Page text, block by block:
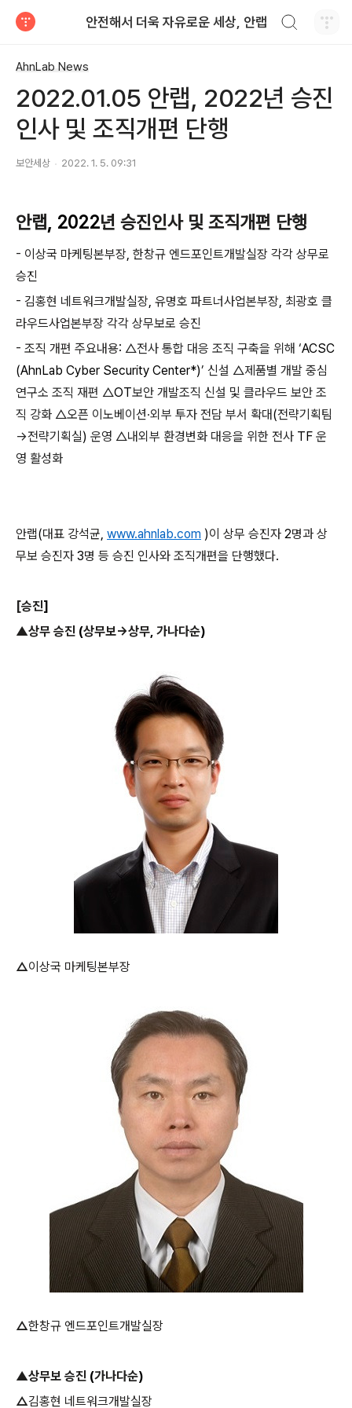
안전해서 더욱 자유로운 세상, 안랩
AhnLab News
2022.01.05 안랩, 2022년 승진
인사 및 조직개편 단행
보안세상 2022. 1. 5. 09:31
안랩, 2022년 승진인사 및 조직개편 단행
- 이상국 마케팅본부장, 한창규 엔드포인트개발실장 각각 상무로
승진
- 김홍현 네트워크개발실장, 유명호 파트너사업본부장, 최광호 클
라우드사업본부장 각각 상무보로 승진
- 조직 개편 주요내용: △전사 통합 대응 조직 구축을 위해 ‘ACSC
(AhnLab Cyber Security Center*)’ 신설 △제품별 개발 중심
연구소 조직 재편 △OT보안 개발조직 신설 및 클라우드 보안 조
직 강화 △오픈 이노베이션·외부 투자 전담 부서 확대(전략기획팀
→전략기획실) 운영 △내외부 환경변화 대응을 위한 전사 TF 운
영 활성화
안랩(대표 강석균, www.ahnlab.com )이 상무 승진자 2명과 상
무보 승진자 3명 등 승진 인사와 조직개편을 단행했다.
[승진]
▲상무 승진 (상무보→상무, 가나다순)
△이상국 마케팅본부장
△한창규 엔드포인트개발실장
▲상무보 승진 (가나다순)
△김홍현 네트워크개발실장